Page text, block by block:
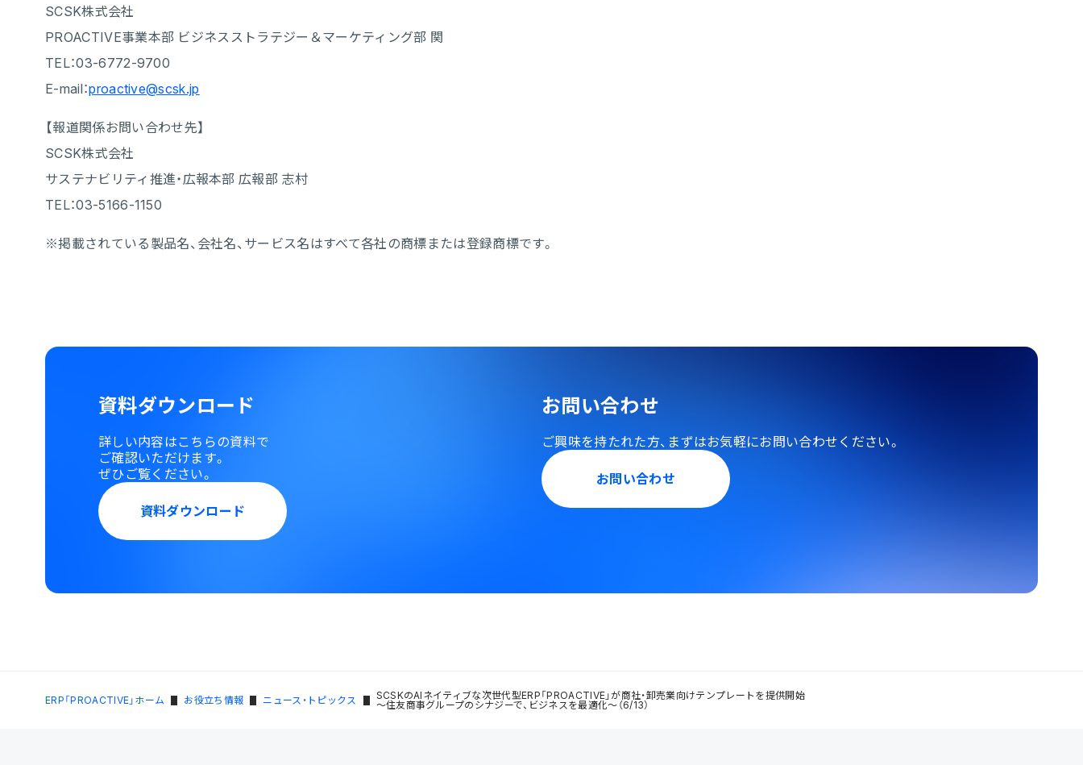
SCSK株式会社
PROACTIVE事業本部 ビジネスストラテジー＆マーケティング部 関
TEL：03-6772-9700
E-mail：proactive@scsk.jp
【報道関係お問い合わせ先】
SCSK株式会社
サステナビリティ推進・広報本部 広報部 志村
TEL：03-5166-1150
※掲載されている製品名、会社名、サービス名はすべて各社の商標または登録商標です。
資料ダウンロード
詳しい内容はこちらの資料で
ご確認いただけます。
ぜひご覧ください。
資料ダウンロード
お問い合わせ
ご興味を持たれた方、 まずはお気軽にお問い合わせください。
お問い合わせ
ERP「PROACTIVE」ホーム お役立ち情報 ニュース・トピックス
SCSKのAIネイティブな次世代型ERP「PROACTIVE」が商社・卸売業向けテンプレートを提供開始
～住友商事グループのシナジーで、ビジネスを最適化～（6/13）